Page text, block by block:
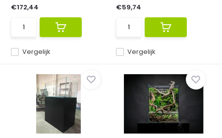
Vergelijk
€172,44
Vergelijk
€59,74